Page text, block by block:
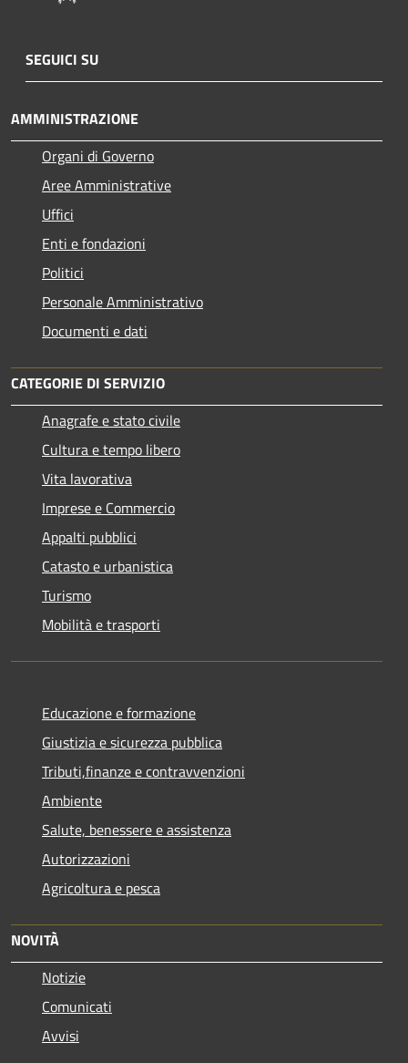
SEGUICI SU
AMMINISTRAZIONE
Organi di Governo
Aree Amministrative
Uffici
Enti e fondazioni
Politici
Personale Amministrativo
Documenti e dati
CATEGORIE DI SERVIZIO
Anagrafe e stato civile
Cultura e tempo libero
Vita lavorativa
Imprese e Commercio
Appalti pubblici
Catasto e urbanistica
Turismo
Mobilità e trasporti
Educazione e formazione
Giustizia e sicurezza pubblica
Tributi,finanze e contravvenzioni
Ambiente
Salute, benessere e assistenza
Autorizzazioni
Agricoltura e pesca
NOVITÀ
Notizie
Comunicati
Avvisi